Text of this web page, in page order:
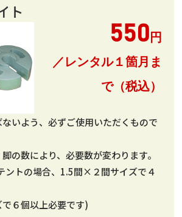
ト
550 円
／レンタル１箇月ま
で（税込）
いよう、必ずご使用いただくもので
の数により、必要数が変わります。
ントの場合、1.5間×２間サイズで４
６個以上必要です)